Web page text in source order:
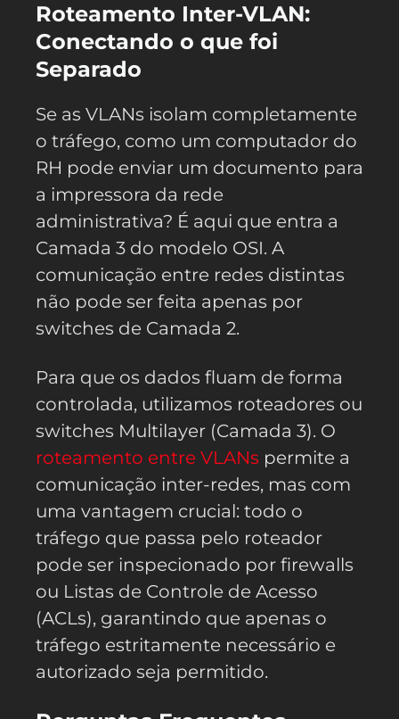
Roteamento Inter-VLAN:
Conectando o que foi
Separado
Se as VLANs isolam completamente
o tráfego, como um computador do
RH pode enviar um documento para
a impressora da rede
administrativa? É aqui que entra a
Camada 3 do modelo OSI. A
comunicação entre redes distintas
não pode ser feita apenas por
switches de Camada 2.
Para que os dados fluam de forma
controlada, utilizamos roteadores ou
switches Multilayer (Camada 3). O
roteamento entre VLANs permite a
comunicação inter-redes, mas com
uma vantagem crucial: todo o
tráfego que passa pelo roteador
pode ser inspecionado por firewalls
ou Listas de Controle de Acesso
(ACLs), garantindo que apenas o
tráfego estritamente necessário e
autorizado seja permitido.